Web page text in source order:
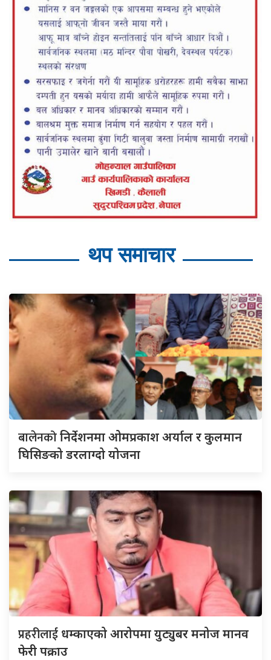
थप समाचार
बालेनकोनिर्देशनमा ओमप्रकाश अर्याल र कुलमान
घिसिङको डरलाग्दो योजना
प्रहरीलाई धम्काएको आरोपमा युट्युबर मनोज मानव
फेरी पक्राउ